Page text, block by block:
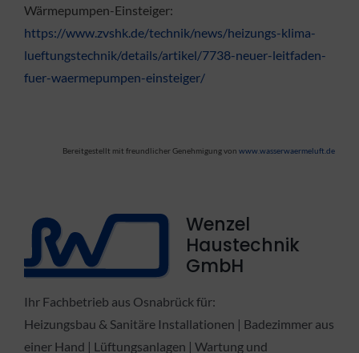
Wärmepumpen-Einsteiger:
https://www.zvshk.de/technik/news/heizungs-klima-
lueftungstechnik/details/artikel/7738-neuer-leitfaden-
fuer-waermepumpen-einsteiger/
Bereitgestellt mit freundlicher Genehmigung vonwww.wasserwaermeluft.de
Wenzel
Haustechnik
GmbH
Ihr Fachbetrieb aus Osnabrück für:
Heizungsbau & Sanitäre Installationen | Badezimmer aus
einer Hand | Lüftungsanlagen | Wartung und